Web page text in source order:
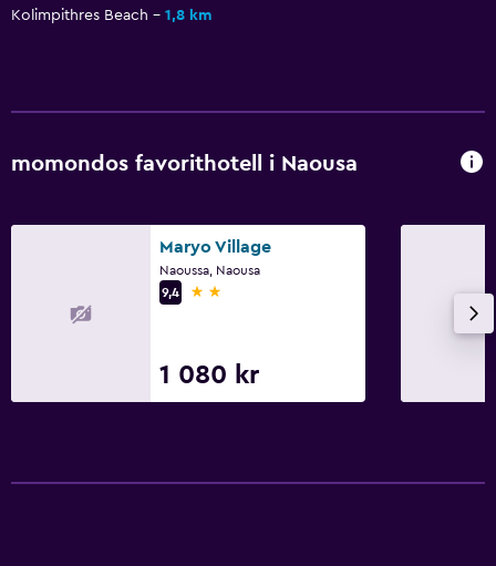
Kolimpithres Beach
1,8 km
momondos favorithotell i Naousa
Maryo Village
Naoussa, Naousa
9,4
2 stjärnor
1 080 kr